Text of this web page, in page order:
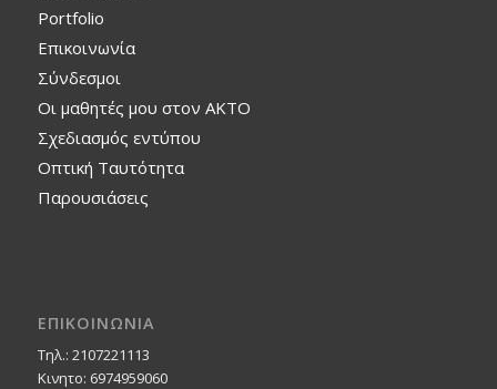
Portfolio
Επικοινωνία
Σύνδεσμοι
Οι μαθητές μου στον ΑΚΤΟ
Σχεδιασμός εντύπου
Οπτική Ταυτότητα
Παρουσιάσεις
ΕΠΙΚΟΙΝΩΝΙΑ
Τηλ.: 2107221113
Κινητο: 6974959060